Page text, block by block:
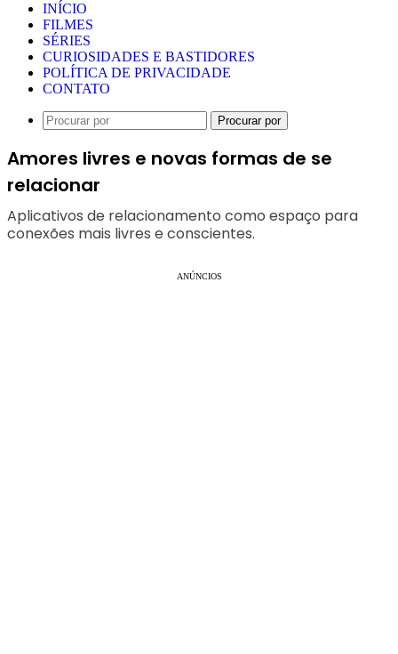
INÍCIO
FILMES
SÉRIES
CURIOSIDADES E BASTIDORES
POLÍTICA DE PRIVACIDADE
CONTATO
Procurar por
Amores livres e novas formas de se
relacionar
Aplicativos de relacionamento como espaço para
conexões mais livres e conscientes.
ANÚNCIOS